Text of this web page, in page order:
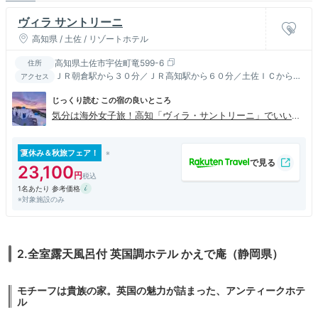
ヴィラ サントリーニ
高知県 / 土佐 / リゾートホテル
住所 高知県土佐市宇佐町竜599-6
アクセス
ＪＲ朝倉駅から３０分／ＪＲ高知駅から６０分／土佐ＩＣから２
じっくり読む この宿の良いところ
気分は海外女子旅！高知「ヴィラ・サントリーニ」でいいね
夏休み＆秋旅フェア！
23,100
1名あたり 参考価格
※対象施設のみ
2.全室露天風呂付 英国調ホテル かえで庵（静岡県）
モチーフは貴族の家。英国の魅力が詰まった、アンティークホテ
ル